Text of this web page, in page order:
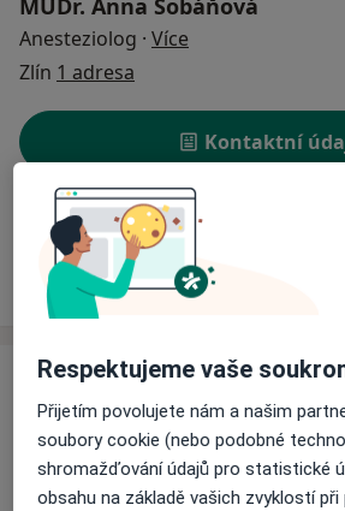
MUDr. Anna Šobáňová
Anesteziolog · Více
Zlín 1 adresa
Kontaktní
Rezervovat
Ceník Adresy
Ceník
Informace o službách a cenách
Tento specialista ještě nepřidával
svých službách.
Respektujeme vaše
Přijetím povolujete nám a našim
soubory cookie (nebo podobné
shromažďování údajů pro statistické
obsahu na základě vašich zvyklostí při